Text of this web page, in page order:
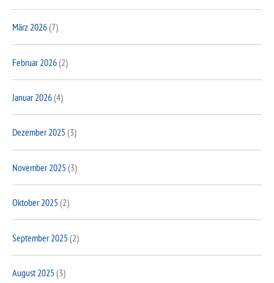
März 2026(7)
Februar 2026(2)
Januar 2026(4)
Dezember 2025 (3)
November 2025 (3)
Oktober 2025 (2)
September 2025 (2)
August 2025 (3)